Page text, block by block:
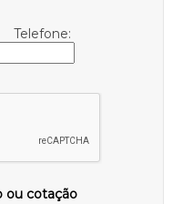
Telefone:
ou cotação